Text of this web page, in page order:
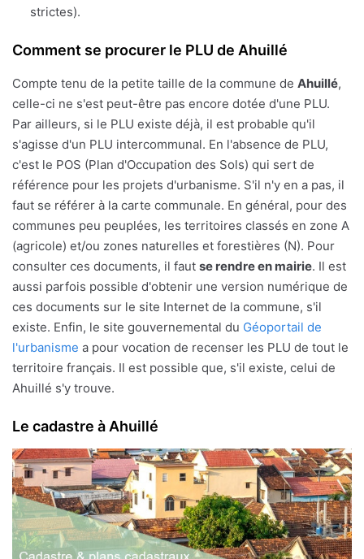
strictes).
Comment se procurer le PLU de Ahuillé
Compte tenu de la petite taille de la commune de Ahuillé,
celle-ci ne s'est peut-être pas encore dotée d'une PLU.
Par ailleurs, si le PLU existe déjà, il est probable qu'il
s'agisse d'un PLU intercommunal. En l'absence de PLU,
c'est le POS (Plan d'Occupation des Sols) qui sert de
référence pour les projets d'urbanisme. S'il n'y en a pas, il
faut se référer à la carte communale. En général, pour des
communes peu peuplées, les territoires classés en zone A
(agricole) et/ou zones naturelles et forestières (N). Pour
consulter ces documents, il faut se rendre en mairie. Il est
aussi parfois possible d'obtenir une version numérique de
ces documents sur le site Internet de la commune, s'il
existe. Enfin, le site gouvernemental du Géoportail de
l'urbanisme a pour vocation de recenser les PLU de tout le
territoire français. Il est possible que, s'il existe, celui de
Ahuillé s'y trouve.
Le cadastre à Ahuillé